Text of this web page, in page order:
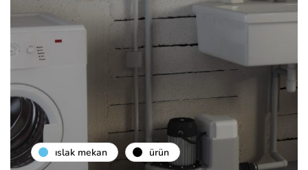
islak mekan ürün